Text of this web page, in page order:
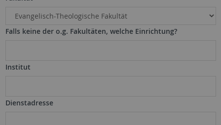
Falls keine der o.g. Fakultäten, welche Einrichtung?
Institut
Dienstadresse